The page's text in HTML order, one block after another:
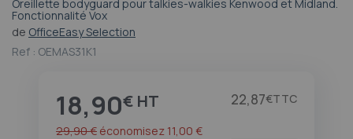
Oreillette bodyguard pour talkies-walkies Kenwood et Midland.
Fonctionnalité Vox
de OfficeEasy Selection
Ref : OEMAS31K1
Prix
18,90€ 22,87€
29,90 € économisez 11,00 €
Passer
au
de
d’images